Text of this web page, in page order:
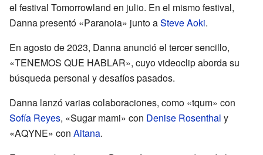
el festival Tomorrowland en julio. En el mismo festival,
Danna presentó «Paranoia» junto aSteve Aoki.
En agosto de 2023, Danna anunció el tercer sencillo,
«TENEMOS QUE HABLAR», cuyo videoclip aborda su
búsqueda personal y desafíos pasados.
Danna lanzó varias colaboraciones, como «tqum» con
Sofía Reyes, «Sugar mami» con Denise Rosenthal y
«AQYNE» con Aitana.